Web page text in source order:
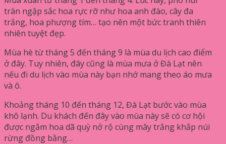
tràn ngập sắc hoa rực rỡ như hoa anh đào, cây đa
trắng, hoa phượng tím… tạo nên một bức tranh thiên
nhiên tuyệt đẹp.
Mùa hè từ tháng 5 đến tháng 9 là mùa du lịch cao điểm
ở đây. Tuy nhiên, đây cũng là mùa mưa ở Đà Lạt nên
nếu đi du lịch vào mùa này bạn nhớ mang theo áo mưa
và ô.
Khoảng tháng 10 đến tháng 12, Đà Lạt bước vào mùa
khô lạnh. Du khách đến đây vào mùa này sẽ có cơ hội
được ngắm hoa dã quỳ nở rộ cùng mây trắng khắp núi
rừng đồng bằng…